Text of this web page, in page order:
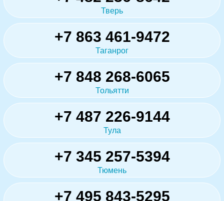
Тверь
+7 863 461-9472
Таганрог
+7 848 268-6065
Тольятти
+7 487 226-9144
Тула
+7 345 257-5394
Тюмень
+7 495 843-5295